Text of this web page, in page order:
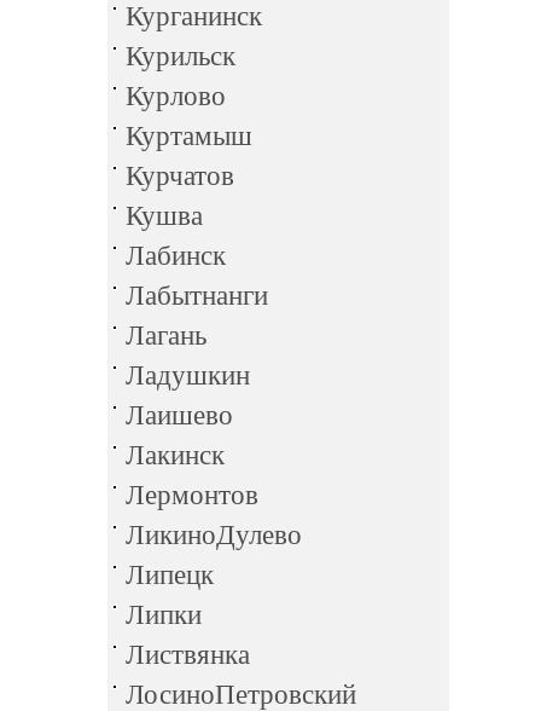
Курганинск
Курильск
Курлово
Куртамыш
Курчатов
Кушва
Лабинск
Лабытнанги
Лагань
Ладушкин
Лаишево
Лакинск
Лермонтов
ЛикиноДулево
Липецк
Липки
Листвянка
ЛосиноПетровский